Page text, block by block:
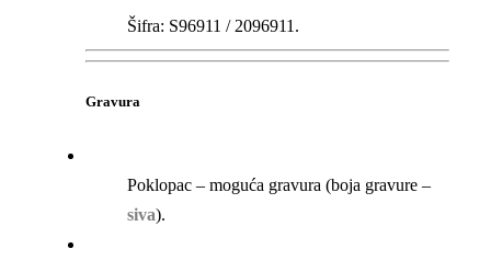
Šifra: S96911 / 2096911.
Gravura
Poklopac – moguća gravura (boja gravure –
siva).